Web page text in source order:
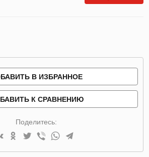
В ИЗБРАННОЕ
К СРАВНЕНИЮ
Поделитесь: